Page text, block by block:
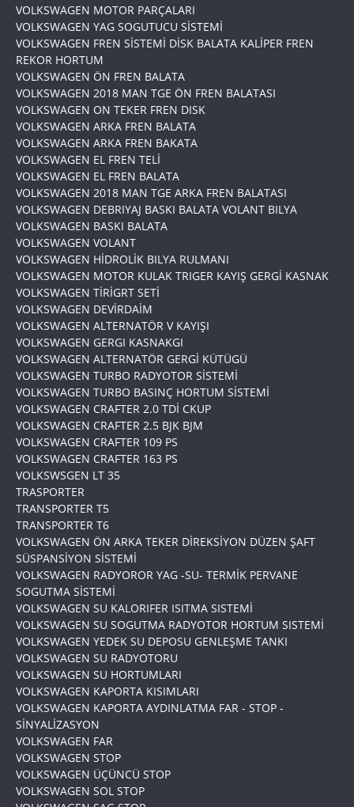
VOLKSWAGEN MOTOR PARÇALARI
VOLKSWAGEN YAG SOGUTUCU SİSTEMİ
VOLKSWAGEN FREN SİSTEMİ DİSK BALATA KALİPER FREN
REKOR HORTUM
VOLKSWAGEN ÖN FREN BALATA
VOLKSWAGEN 2018 MAN TGE ÖN FREN BALATASI
VOLKSWAGEN ON TEKER FREN DISK
VOLKSWAGEN ARKA FREN BALATA
VOLKSWAGEN ARKA FREN BAKATA
VOLKSWAGEN EL FREN TELİ
VOLKSWAGEN EL FREN BALATA
VOLKSWAGEN 2018 MAN TGE ARKA FREN BALATASI
VOLKSWAGEN DEBRIYAJ BASKI BALATA VOLANT BILYA
VOLKSWAGEN BASKI BALATA
VOLKSWAGEN VOLANT
VOLKSWAGEN HİDROLİK BILYA RULMANI
VOLKSWAGEN MOTOR KULAK TRIGER KAYIŞ GERGİ KASNAK
VOLKSWAGEN TİRİGRT SETİ
VOLKSWAGEN DEVİRDAİM
VOLKSWAGEN ALTERNATÖR V KAYIŞI
VOLKSWAGEN GERGI KASNAKGI
VOLKSWAGEN ALTERNATÖR GERGİ KÜTÜGÜ
VOLKSWAGEN TURBO RADYOTOR SİSTEMİ
VOLKSWAGEN TURBO BASINÇ HORTUM SİSTEMİ
VOLKSWAGEN CRAFTER 2.0 TDİ CKUP
VOLKSWAGEN CRAFTER 2.5 BJK BJM
VOLKSWAGEN CRAFTER 109 PS
VOLKSWAGEN CRAFTER 163 PS
VOLKSWSGEN LT 35
TRASPORTER
TRANSPORTER T5
TRANSPORTER T6
VOLKSWAGEN ÖN ARKA TEKER DİREKSİYON DÜZEN ŞAFT
SÜSPANSİYON SİSTEMİ
VOLKSWAGEN RADYOROR YAG -SU- TERMİK PERVANE
SOGUTMA SİSTEMİ
VOLKSWAGEN SU KALORIFER ISITMA SISTEMİ
VOLKSWAGEN SU SOGUTMA RADYOTOR HORTUM SISTEMİ
VOLKSWAGEN YEDEK SU DEPOSU GENLEŞME TANKI
VOLKSWAGEN SU RADYOTORU
VOLKSWAGEN SU HORTUMLARI
VOLKSWAGEN KAPORTA KISIMLARI
VOLKSWAGEN KAPORTA AYDINLATMA FAR - STOP -
SİNYALİZASYON
VOLKSWAGEN FAR
VOLKSWAGEN STOP
VOLKSWAGEN ÜÇÜNCÜ STOP
VOLKSWAGEN SOL STOP